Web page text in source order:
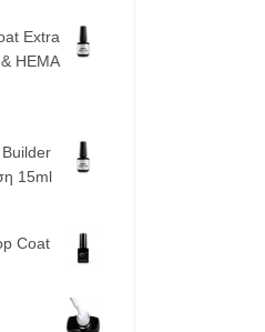
Extra
HEMA
15ml
Coat